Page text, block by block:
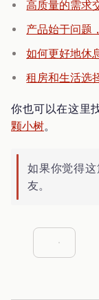
高质量的需求
产品始于问题
如何更好地休
租房和生活选
你也可以在这里
颗小树。
如果你觉得
友。